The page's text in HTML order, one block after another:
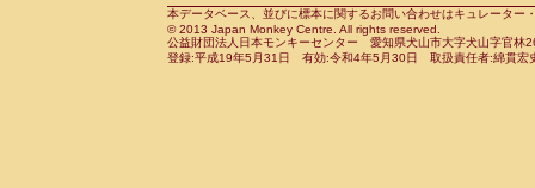
CercopithecidaePapio anubis(0)
CercopithecidaePapio cynocephalus
CercopithecidaePapio hamadryas(0)
CebidaeSaguinus leucopus(0)
CebidaeSaguinus midas(0)
Cebidae Saguinus mystax(0)
本データベース、並びに標本に関するお問い合わせはキュレータ
© 2013 Japan Monkey Centre. All rights reserved.
公益財団法人日本モンキーセンター 愛知県犬山市大字犬山字官
登録:平成19年5月31日 有効:令和4年5月30日 取扱責任者:綿貫宏